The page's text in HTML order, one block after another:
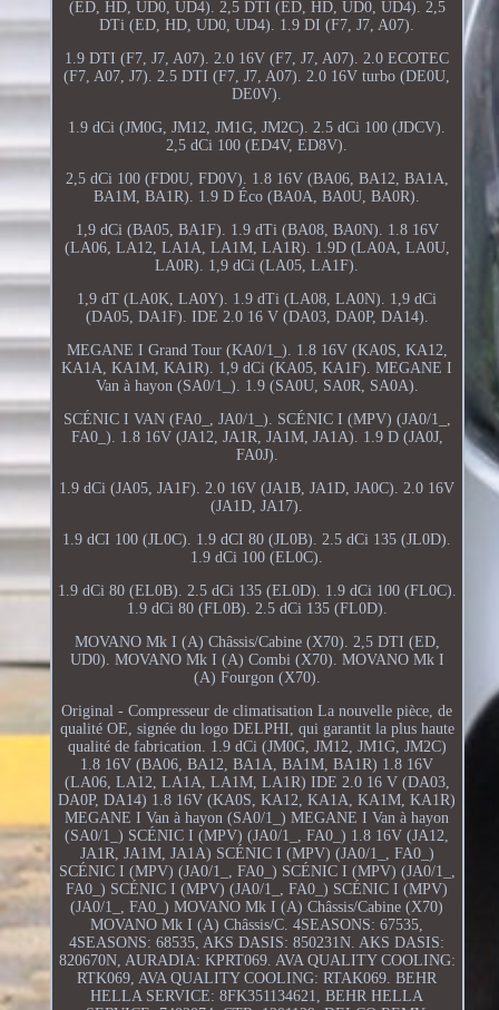
(ED, HD, UD0, UD4). 2,5 DTI (ED, HD, UD0, UD4). 2,5
DTi (ED, HD, UD0, UD4). 1.9 DI (F7, J7, A07).
1.9 DTI (F7, J7, A07). 2.0 16V (F7, J7, A07). 2.0 ECOTEC
(F7, A07, J7). 2.5 DTI (F7, J7, A07). 2.0 16V turbo (DE0U,
DE0V).
1.9 dCi (JM0G, JM12, JM1G, JM2C). 2.5 dCi 100 (JDCV).
2,5 dCi 100 (ED4V, ED8V).
2,5 dCi 100 (FD0U, FD0V). 1.8 16V (BA06, BA12, BA1A,
BA1M, BA1R). 1.9 D Éco (BA0A, BA0U, BA0R).
1,9 dCi (BA05, BA1F). 1.9 dTi (BA08, BA0N). 1.8 16V
(LA06, LA12, LA1A, LA1M, LA1R). 1.9D (LA0A, LA0U,
LA0R). 1,9 dCi (LA05, LA1F).
1,9 dT (LA0K, LA0Y). 1.9 dTi (LA08, LA0N). 1,9 dCi
(DA05, DA1F). IDE 2.0 16 V (DA03, DA0P, DA14).
MEGANE I Grand Tour (KA0/1_). 1.8 16V (KA0S, KA12,
KA1A, KA1M, KA1R). 1,9 dCi (KA05, KA1F). MEGANE I
Van à hayon (SA0/1_). 1.9 (SA0U, SA0R, SA0A).
SCÉNIC I VAN (FA0_, JA0/1_). SCÉNIC I (MPV) (JA0/1_,
FA0_). 1.8 16V (JA12, JA1R, JA1M, JA1A). 1.9 D (JA0J,
FA0J).
1.9 dCi (JA05, JA1F). 2.0 16V (JA1B, JA1D, JA0C). 2.0 16V
(JA1D, JA17).
1.9 dCI 100 (JL0C). 1.9 dCI 80 (JL0B). 2.5 dCi 135 (JL0D).
1.9 dCi 100 (EL0C).
1.9 dCi 80 (EL0B). 2.5 dCi 135 (EL0D). 1.9 dCi 100 (FL0C).
1.9 dCi 80 (FL0B). 2.5 dCi 135 (FL0D).
MOVANO Mk I (A) Châssis/Cabine (X70). 2,5 DTI (ED,
UD0). MOVANO Mk I (A) Combi (X70). MOVANO Mk I
(A) Fourgon (X70).
Original - Compresseur de climatisation La nouvelle pièce, de
qualité OE, signée du logo DELPHI, qui garantit la plus haute
qualité de fabrication. 1.9 dCi (JM0G, JM12, JM1G, JM2C)
1.8 16V (BA06, BA12, BA1A, BA1M, BA1R) 1.8 16V
(LA06, LA12, LA1A, LA1M, LA1R) IDE 2.0 16 V (DA03,
DA0P, DA14) 1.8 16V (KA0S, KA12, KA1A, KA1M, KA1R)
MEGANE I Van à hayon (SA0/1_) MEGANE I Van à hayon
(SA0/1_) SCÉNIC I (MPV) (JA0/1_, FA0_) 1.8 16V (JA12,
JA1R, JA1M, JA1A) SCÉNIC I (MPV) (JA0/1_, FA0_)
SCÉNIC I (MPV) (JA0/1_, FA0_) SCÉNIC I (MPV) (JA0/1_,
FA0_) SCÉNIC I (MPV) (JA0/1_, FA0_) SCÉNIC I (MPV)
(JA0/1_, FA0_) MOVANO Mk I (A) Châssis/Cabine (X70)
MOVANO Mk I (A) Châssis/C. 4SEASONS: 67535,
4SEASONS: 68535, AKS DASIS: 850231N. AKS DASIS:
820670N, AURADIA: KPRT069. AVA QUALITY COOLING:
RTK069, AVA QUALITY COOLING: RTAK069. BEHR
HELLA SERVICE: 8FK351134621, BEHR HELLA